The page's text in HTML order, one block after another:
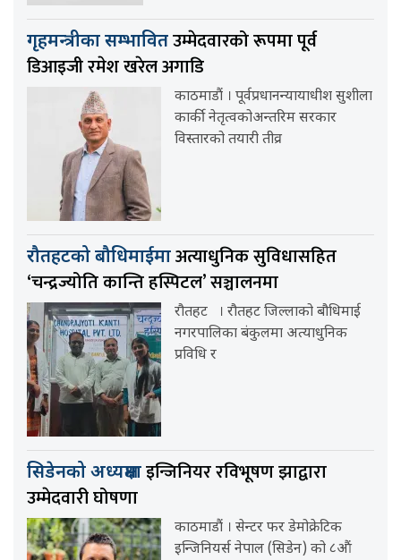
गृहमन्त्रीका सम्भावितउम्मेदवारको रूपमा पूर्व
डिआइजी रमेश खरेल अगाडि
काठमाडौं । पूर्वप्रधानन्यायाधीश सुशीला
कार्की नेतृत्वकोअन्तरिम सरकार
विस्तारको तयारी तीव्र
रौतहटको बौधिमाईमाअत्याधुनिक सुविधासहित
‘चन्द्रज्योति कान्ति हस्पिटल’ सञ्चालनमा
रौतहट । रौतहट जिल्लाको बौधिमाई
नगरपालिका बंकुलमा अत्याधुनिक
प्रविधि र
सिडेनको अध्यक्षमाइन्जिनियर रविभूषण झाद्वारा
उम्मेदवारी घोषणा
काठमाडौं । सेन्टर फर डेमोक्रेटिक
इन्जिनियर्स नेपाल (सिडेन) को ८औं